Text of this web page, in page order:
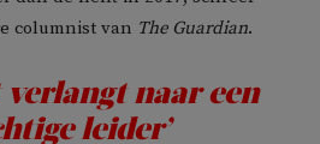
columnist van The Guardian.
naar een
leider’